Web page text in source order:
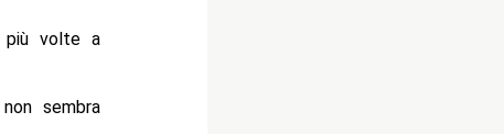
più volte a
sembra